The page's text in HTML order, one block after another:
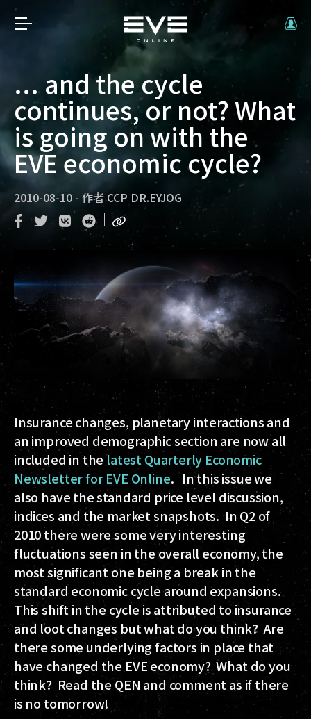
... and the cycle
continues, or not? What
is going on with the
EVE economic cycle?
2010-08-10 - 作者 CCP DR.EYJOG
Insurance changes, planetary interactions and
an improved demographic section are now all
included in thelatest Quarterly Economic
Newsletter for EVE Online. In this issue we
also have the standard price level discussion,
indices and the market snapshots. In Q2 of
2010 there were some very interesting
fluctuations seen in the overall economy, the
most significant one being a break in the
standard economic cycle around expansions.
This shift in the cycle is attributed to insurance
and loot changes but what do you think? Are
there some underlying factors in place that
have changed the EVE economy? What do you
think? Read the QEN and comment as if there
is no tomorrow!